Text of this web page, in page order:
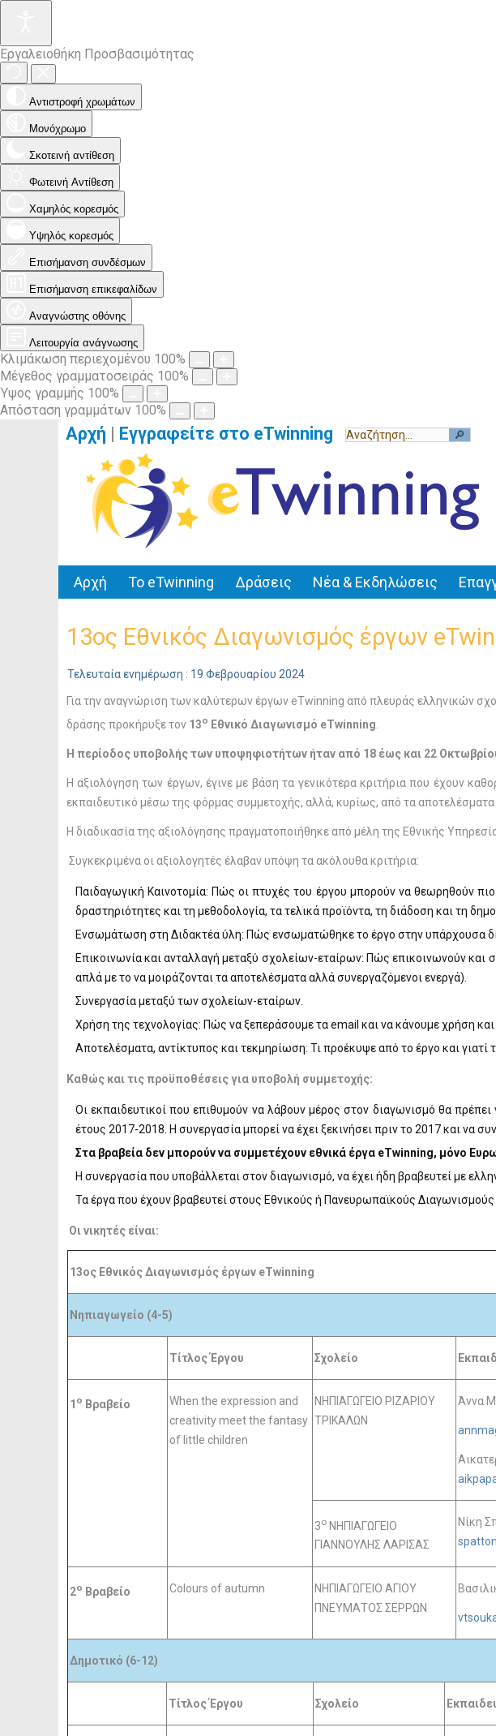
Εργαλειοθήκη Προσβασιμότητας
Αντιστροφή χρωμάτων
Μονόχρωμο
Σκοτεινή αντίθεση
Φωτεινή Αντίθεση
Χαμηλός κορεσμός
Υψηλός κορεσμός
Επισήμανση συνδέσμων
Επισήμανση επικεφαλίδων
Αναγνώστης οθόνης
Λειτουργία ανάγνωσης
Κλιμάκωση περιεχομένου 100%
Μέγεθος γραμματοσειράς 100%
Ύψος γραμμής 100%
Απόσταση γραμμάτων 100%
Αρχή | Εγγραφείτε στο eTwinning
Αρχή Το eTwinning Δράσεις Νέα & Εκδηλώσεις
13ος Εθνικός Διαγωνισμός έργων
Τελευταία ενημέρωση : 19 Φεβρουαρίου 2024
Για την αναγνώριση των καλύτερων έργων eTwinning από πλευράς ελληνικών
δράσης προκήρυξε τον 13o Εθνικό Διαγωνισμό eTwinning
Η περίοδος υποβολής των υποψηφιοτήτων ήταν από 18 έως και 22
Η αξιολόγηση των έργων, έγινε με βάση τα γενικότερα κριτήρια που έχουν
εκπαιδευτικό μέσω της φόρμας συμμετοχής, αλλά, κυρίως, από τα
Η διαδικασία της αξιολόγησης πραγματοποιήθηκε από μέλη της Εθνικής
Συγκεκριμένα οι αξιολογητές έλαβαν υπόψη τα ακόλουθα κριτήρια:
Παιδαγωγική Καινοτομία: Πώς οι πτυχές του έργου μπορούν να θεωρηθούν
δραστηριότητες και τη μεθοδολογία, τα τελικά προϊόντα, τη διάδοση και τη
Ενσωμάτωση στη Διδακτέα ύλη: Πώς ενσωματώθηκε το έργο στην υπάρχουσα
Επικοινωνία και ανταλλαγή μεταξύ σχολείων-εταίρων: Πώς επικοινωνούν και
απλά με το να μοιράζονται τα αποτελέσματα αλλά συνεργαζόμενοι ενεργά).
Συνεργασία μεταξύ των σχολείων-εταίρων.
Χρήση της τεχνολογίας: Πώς να ξεπεράσουμε τα email και να κάνουμε χρήση
Αποτελέσματα, αντίκτυπος και τεκμηρίωση: Τι προέκυψε από το έργο και γιατί
Καθώς και τις προϋποθέσεις για υποβολή συμμετοχής:
Οι εκπαιδευτικοί που επιθυμούν να λάβουν μέρος στον διαγωνισμό θα
έτους 2017-2018. Η συνεργασία μπορεί να έχει ξεκινήσει πριν το 2017 και να
Στα βραβεία δεν μπορούν να συμμετέχουν εθνικά έργα eTwinning, μόνο
Η συνεργασία που υποβάλλεται στον διαγωνισμό, να έχει ήδη βραβευτεί με
Τα έργα που έχουν βραβευτεί στους Εθνικούς ή Πανευρωπαϊκούς
Οι νικητές είναι:
13ος Εθνικός Διαγωνισμός έργων eTwinning
Νηπιαγωγείο (4-5)
Τίτλος Έργου Σχολείο
1 o Βραβείο
When the expression and
creativity meet the fantasy
of little children
ΝΗΠΙΑΓΩΓΕΙΟ ΡΙΖΑΡΙΟΥ
ΤΡΙΚΑΛΩΝ
Άννα
3οΝΗΠΙΑΓΩΓΕΙΟ
ΓΙΑΝΝΟΥΛΗΣ ΛΑΡΙΣΑΣ
Νίκη
2ο Βραβείο Colours of autumn
ΝΗΠΙΑΓΩΓΕΙΟ ΑΓΙΟΥ
ΠΝΕΥΜΑΤΟΣ ΣΕΡΡΩΝ
Δημοτικό (6-1 2)
Τίτλος Έργου Σχολείο